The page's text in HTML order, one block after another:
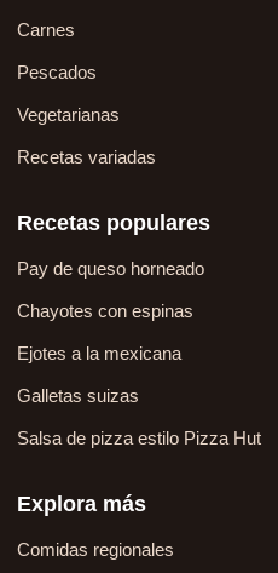
Carnes
Pescados
Vegetarianas
Recetas variadas
Recetas populares
Pay de queso horneado
Chayotes con espinas
Ejotes a la mexicana
Galletas suizas
Salsa de pizza estilo Pizza Hut
Explora más
Comidas regionales